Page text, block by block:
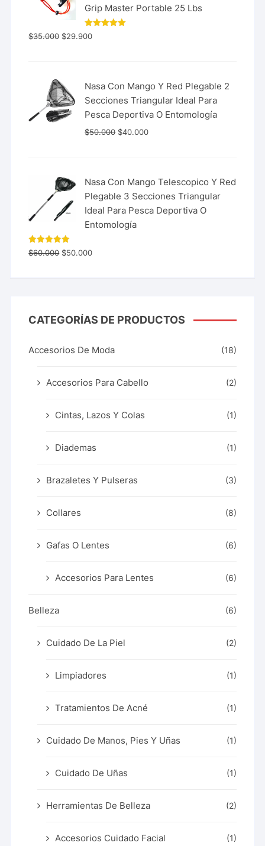
Grip Master Portable 25 Lbs
Valorado
con
$35.000 $29.900
Nasa Con Mango Y Red Plegable 2
Secciones Triangular Ideal Para
Pesca Deportiva O Entomología
$50.000 $40.000
Nasa Con Mango Telescopico Y Red
Plegable 3 Secciones Triangular
Ideal Para Pesca Deportiva O
Entomología
Valorado
con 5.00
$60.000 $50.000
CATEGORÍAS DE PRODUCTOS
Accesorios De Moda (18)
Accesorios Para Cabello (2)
Cintas, Lazos Y Colas (1)
Diademas (1)
Brazaletes Y Pulseras (3)
Collares (8)
Gafas O Lentes (6)
Accesorios Para Lentes (6)
Belleza (6)
Cuidado De La Piel (2)
Limpiadores (1)
Tratamientos De Acné (1)
Cuidado De Manos, Pies Y Uñas (1)
Cuidado De Uñas (1)
Herramientas De Belleza (2)
Accesorios Cuidado Facial (1)